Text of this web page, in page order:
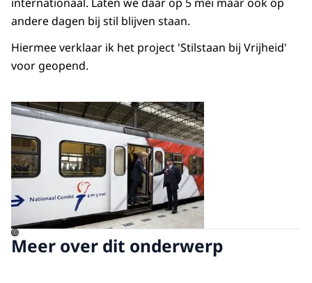
internationaal. Laten we daar op 5 mei maar ook op
andere dagen bij stil blijven staan.
Hiermee verklaar ik het project 'Stilstaan bij Vrijheid'
voor geopend.
Open de galerij in vergrote
©
Meer over dit onderwerp